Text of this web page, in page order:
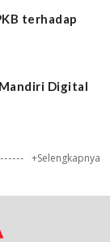
terhadap
Digital
+Selengkapnya